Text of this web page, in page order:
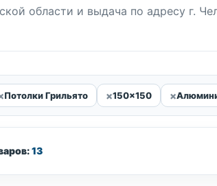
области и выдача по адресу г.
Потолки Грильято 150x150
13